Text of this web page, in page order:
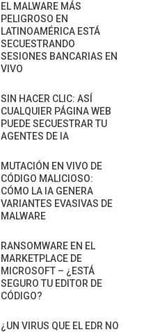
EL MALWARE MÁS
PELIGROSO EN
LATINOAMÉRICA ESTÁ
SECUESTRANDO
SESIONES BANCARIAS EN
VIVO
SIN HACER CLIC: ASÍ
CUALQUIER PÁGINA WEB
PUEDE SECUESTRAR TU
AGENTES DE IA
MUTACIÓN EN VIVO DE
CÓDIGO MALICIOSO:
CÓMO LA IA GENERA
VARIANTES EVASIVAS DE
MALWARE
RANSOMWARE EN EL
MARKETPLACE DE
MICROSOFT – ¿ESTÁ
SEGURO TU EDITOR DE
CÓDIGO?
¿UN VIRUS QUE EL EDR NO